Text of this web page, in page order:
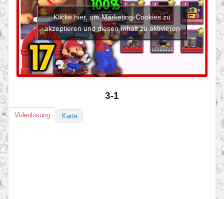
Klicke hier, um Marketing-Cookies zu
akzeptieren und diesen Inhalt zu aktivieren
3-1
Videolösung Karte